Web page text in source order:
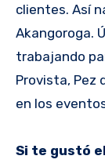
clientes. Así
Akangoroga.
trabajando
Provista, Pez
en los
Si te gustó